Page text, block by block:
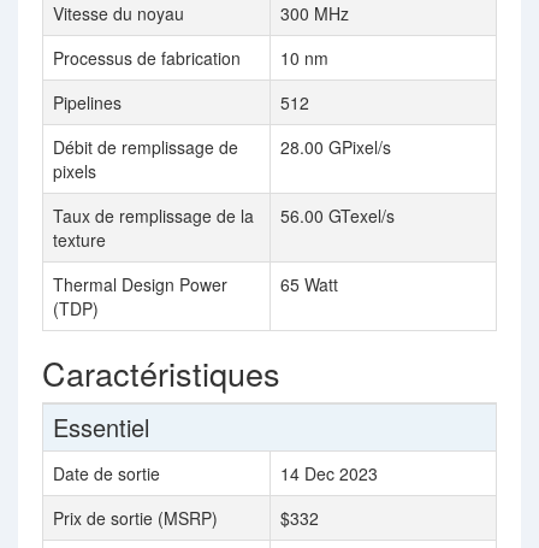
Vitesse du noyau
300 MHz
Processus de fabrication
10 nm
Pipelines
512
Débit de remplissage de
pixels
28.00 GPixel/s
Taux de remplissage de la
texture
56.00 GTexel/s
Thermal Design Power
(TDP)
65 Watt
Caractéristiques
Essentiel
Date de sortie
14 Dec 2023
Prix de sortie (MSRP)
$332